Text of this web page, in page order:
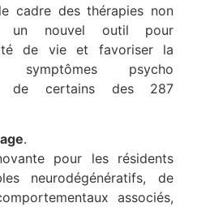
cadre des thérapies non
un nouvel outil pour
de vie et favoriser la
symptômes psycho
de certains des 287
.
pour les résidents
neurodégénératifs, de
associés,